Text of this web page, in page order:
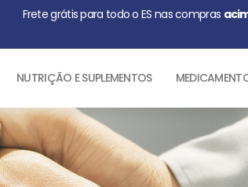
Frete grátis para todo o ES nas compras
NUTRIÇÃO E SUPLEMENTOS